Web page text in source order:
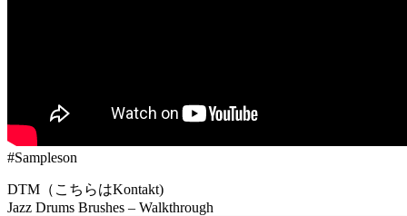
#Sampleson
DTM（こちらはKontakt)
Jazz Drums Brushes – Walkthrough